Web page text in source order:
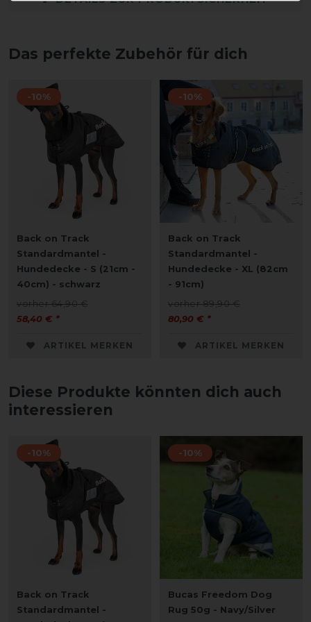
Das perfekte Zubehör für dich
-10%
Back on Track
Standardmantel -
Hundedecke - S (21cm -
40cm) - schwarz
vorher 64,90 €
58,40 € *
ARTIKEL MERKEN
-10%
Back on Track
Standardmantel -
Hundedecke - XL (82cm
- 91cm)
vorher 89,90 €
80,90 € *
ARTIKEL MERKEN
Diese Produkte könnten dich auch
interessieren
-10%
Back on Track
Standardmantel -
-10%
Bucas Freedom Dog
Rug 50g - Navy/Silver